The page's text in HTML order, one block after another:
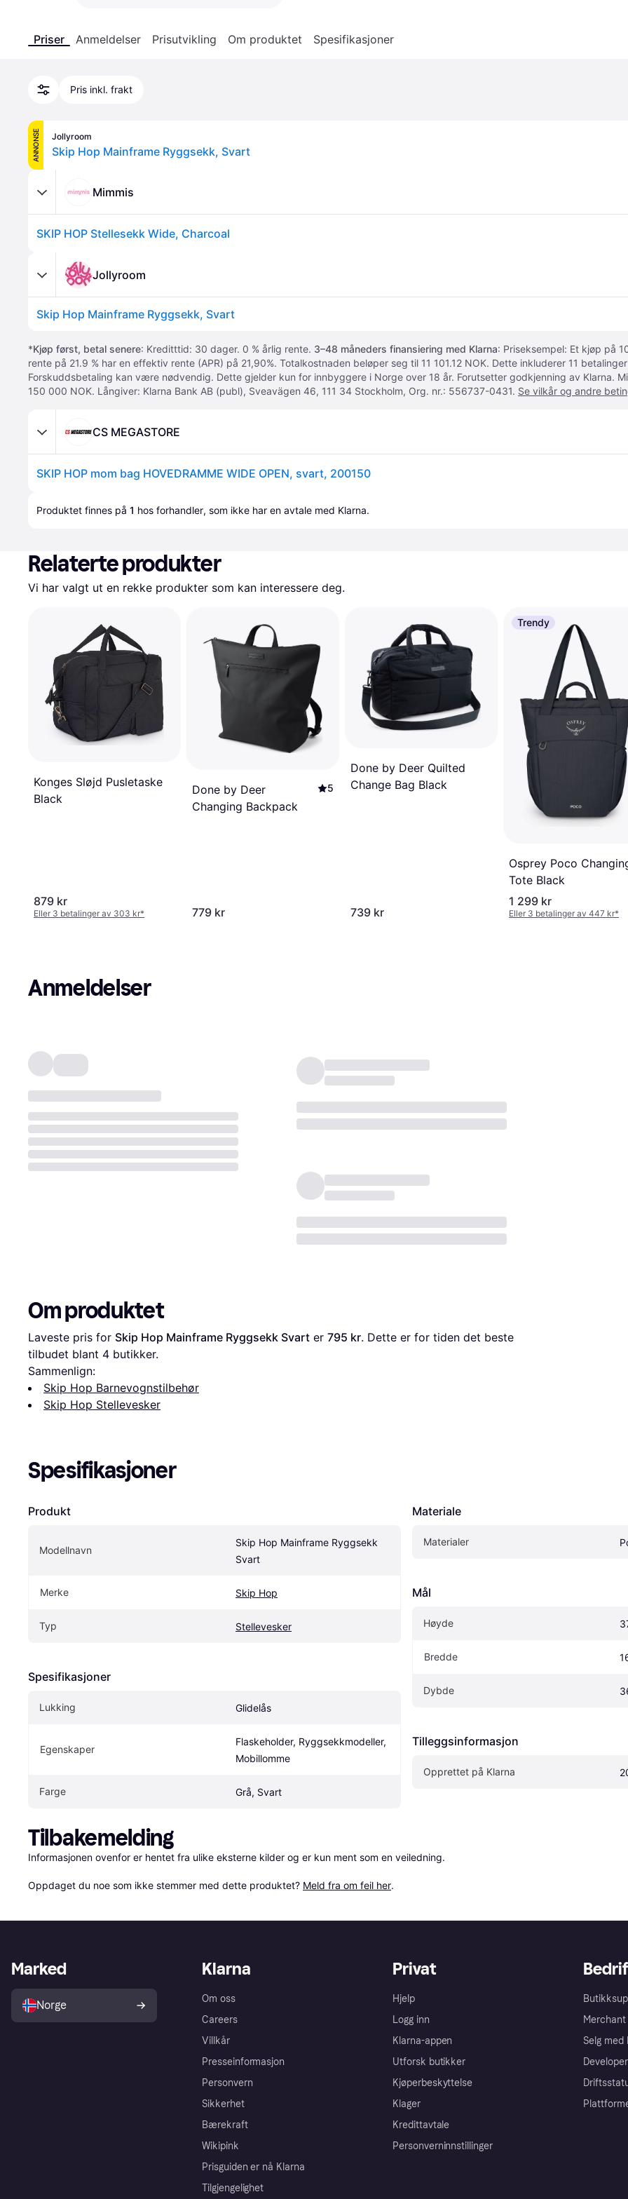
Priser Anmeldelser Prisutvikling Om produktet Spesifikasjoner
Pris inkl. frakt
ANNONSE Jollyroom
Skip Hop Mainframe Ryggsekk, Svart
Mimmis
SKIP HOP Stellesekk Wide, Charcoal
Jollyroom
Skip Hop Mainframe Ryggsekk, Svart
*Kjøp først, betal senere: Kreditttid: 30 dager. 0 % årlig rente. 3–48 måneders finansiering med Klarna: Priseksempel: Et kjøp på
rente på 21.9 % har en effektiv rente (APR) på 21,90%. Totalkostnaden beløper seg til 11 101.12 NOK. Dette inkluderer 11
Forskuddsbetaling kan være nødvendig. Dette gjelder kun for innbyggere i Norge over 18 år. Forutsetter godkjenning av Klarna.
150 000 NOK. Långiver: Klarna Bank AB (publ), Sveavägen 46, 111 34 Stockholm, Org. nr.: 556737-0431. Se vilkår og andre
CS MEGASTORE
SKIP HOP mom bag HOVEDRAMME WIDE OPEN, svart, 200150
Produktet finnes på 1 hos forhandler, som ikke har en avtale med Klarna.
Relaterte produkter
Vi har valgt ut en rekke produkter som kan interessere deg.
Konges Sløjd Pusletaske
Black
879 kr
Eller 3 betalinger av 303 kr*
Done by Deer
Changing Backpack
5
779 kr
Done by Deer Quilted
Change Bag Black
739 kr
Trendy
Osprey Poco
Tote Black
1 299 kr
Eller 3 betalinger av 447 kr*
Anmeldelser
Om produktet
Laveste pris for Skip Hop Mainframe Ryggsekk Svart er 795 kr. Dette er for tiden det beste
tilbudet blant 4 butikker.
Sammenlign:
Skip Hop Barnevognstilbehør
Skip Hop Stellevesker
Spesifikasjoner
Produkt
Modellnavn
Skip Hop Mainframe Ryggsekk
Svart
Merke Skip Hop
Typ Stellevesker
Spesifikasjoner
Lukking Glidelås
Egenskaper
Flaskeholder, Ryggsekkmodeller,
Mobillomme
Farge Grå, Svart
Materiale
Materialer
Mål
Høyde
Bredde
Dybde
Tilleggsinformasjon
Opprettet på Klarna
Tilbakemelding
Informasjonen ovenfor er hentet fra ulike eksterne kilder og er kun ment som en veiledning.
Oppdaget du noe som ikke stemmer med dette produktet? Meld fra om feil her.
Klarna
Om oss
Careers
Villkår
Presseinformasjon
Personvern
Sikkerhet
Bærekraft
Wikipink
Prisguiden er nå Klarna
Tilgjengelighet
Privat
Hjelp
Logg inn
Klarna-appen
Utforsk butikker
Kjøperbeskyttelse
Klager
Kredittavtale
Personverninnstillinger
Merchant
Selg med
Marked
Norge